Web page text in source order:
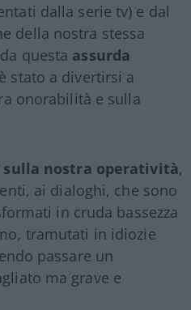
dalla serie tv) e dal
della nostra stessa
questa assurda
stato a divertirsi a
onorabilità e sulla
nostra operatività,
ai dialoghi, che sono
in cruda bassezza
tramutati in idiozie
passare un
ma grave e